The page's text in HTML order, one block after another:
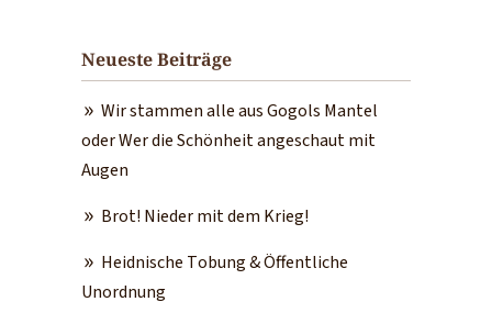
Neueste Beiträge
Wir stammen alle aus Gogols Mantel
oder Wer die Schönheit angeschaut mit
Augen
Brot! Nieder mit dem Krieg!
Heidnische Tobung & Öffentliche
Unordnung